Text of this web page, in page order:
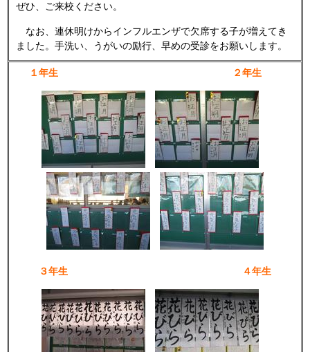
ぜひ、ご来校ください。
なお、連休明けからインフルエンザで欠席する子が増えてき
ました。手洗い、うがいの励行、早めの受診をお願いします。
１年生 ２年生
３年生 ４年生